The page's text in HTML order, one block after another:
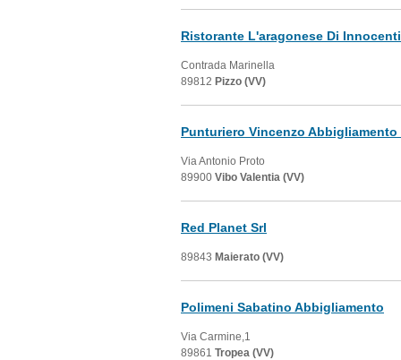
Ristorante L'aragonese Di
Contrada Marinella
89812 Pizzo (VV)
Punturiero Vincenzo Abbigliamento
Via Antonio Proto
89900 Vibo Valentia (VV)
Red Planet Srl
89843 Maierato (VV)
Polimeni Sabatino Abbigliamento
Via Carmine,1
89861 Tropea (VV)